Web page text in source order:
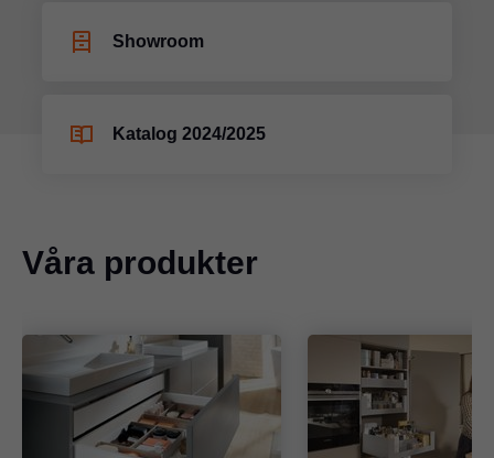
Showroom
Katalog 2024/2025
Våra produkter